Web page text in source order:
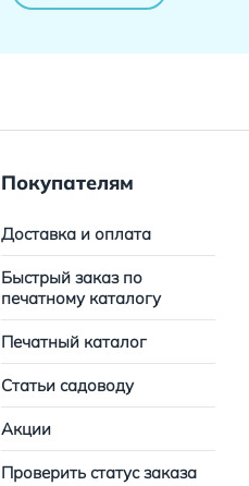
Покупателям
Доставка и оплата
Быстрый заказ по
печатному каталогу
Печатный каталог
Статьи садоводу
Акции
Проверить статус заказа